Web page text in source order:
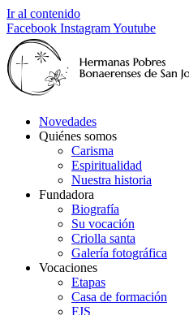
Ir al contenido
Facebook InstagramYoutube
Novedades
Quiénes somos
Carisma
Espiritualidad
Nuestra historia
Fundadora
Biografía
Su vocación
Criolla santa
Galería fotográfica
Vocaciones
Etapas
Casa de formación
FJS